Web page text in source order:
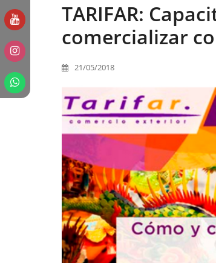
TARIFAR:
comercializar
21/05/2018